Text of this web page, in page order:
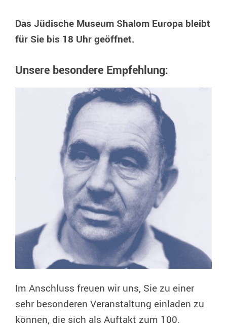
Das Jüdische Museum Shalom Europa bleibt
für Sie bis 18 Uhr geöffnet.
Unsere besondere Empfehlung:
Im Anschluss freuen wir uns, Sie zu einer
sehr besonderen Veranstaltung einladen zu
können, die sich als Auftakt zum 100.